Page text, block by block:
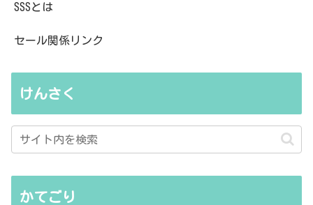
SSSとは
セール関係リンク
けんさく
かてごり